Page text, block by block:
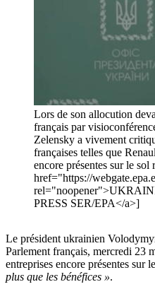
Lors de son allocution
français par
Zelensky a vivement
françaises telles que
encore présentes sur le sol
href="https://
PRESS SER/EPA</a>]
Le président ukrainien
Parlement français, mercredi 23
entreprises encore présentes sur
plus que les bénéfices ».